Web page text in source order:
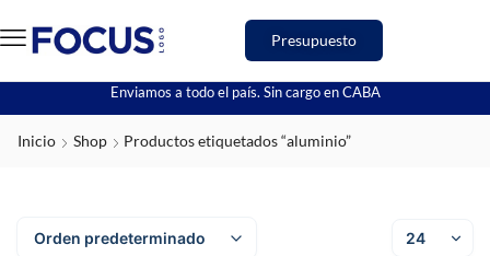
Presupuesto
Enviamos a todo el país. Sin cargo en CABA
Inicio Shop Productos etiquetados “aluminio”